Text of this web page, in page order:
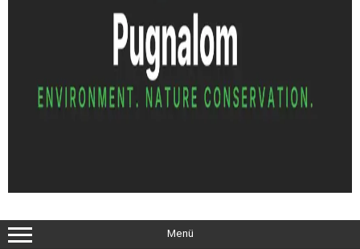
Menü